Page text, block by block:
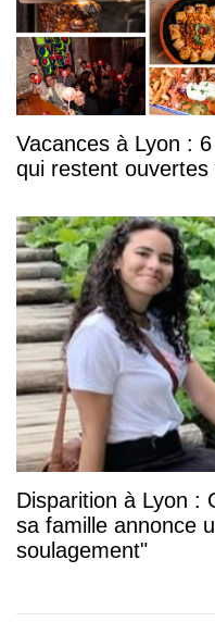
Vacances à Lyon :
qui restent
Disparition à Lyon :
sa famille annonce
soulagement"